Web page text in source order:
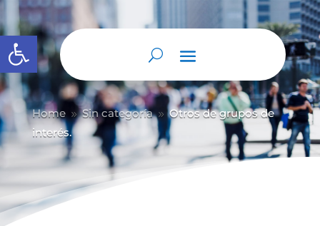
Abrir barra de herramientas
Home 9 Sin categoría 9 Otros de grupos de
interés.